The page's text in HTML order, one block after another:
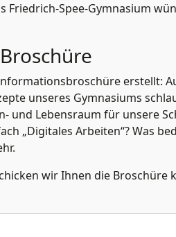
Spee-Gymnasium
erstellt:
unseres Gymnasiums
und Lebensraum für unsere
„Digitales Arbeiten“? Was
wir Ihnen die Broschüre